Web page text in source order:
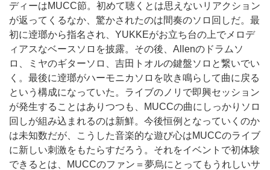
ディーはMUCC節。初めて聴くとは思えないリアクション
が返ってくるなか、驚かされたのは間奏のソロ回しだ。最
初に逹瑯から指名され、YUKKEがお立ち台の上でメロデ
ィアスなベースソロを披露。その後、Allenのドラムソ
ロ、ミヤのギターソロ、吉田トオルの鍵盤ソロと繋いでい
く。最後に逹瑯がハーモニカソロを吹き鳴らして曲に戻る
という構成になっていた。ライブのノリで即興セッション
が発生することはありつつも、MUCCの曲にしっかりソロ
回しが組み込まれるのは新鮮。今後恒例となっていくのか
は未知数だが、こうした音楽的な遊び心はMUCCのライブ
に新しい刺激をもたらすだろう。それをイベントで初体験
できるとは、MUCCのファン＝夢烏にとってもうれしいサ